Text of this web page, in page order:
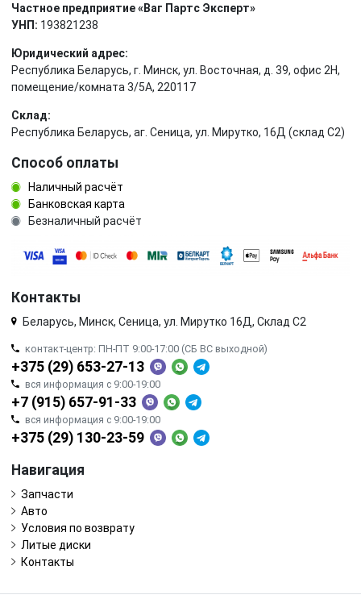
Частное предприятие «Ваг Партс Эксперт»
УНП: 193821238
Юридический адрес:
Республика Беларусь, г. Минск, ул. Восточная, д. 39, офис 2Н,
помещение/комната 3/5А, 220117
Склад:
Республика Беларусь, аг. Сеница, ул. Мирутко, 16Д (склад С2)
Способ оплаты
Наличный расчёт
Банковская карта
Безналичный расчёт
Контакты
Беларусь, Минск, Сеница, ул. Мирутко 16Д, Склад С2
контакт-центр: ПН-ПТ 9:00-17:00 (СБ ВС выходной)
+375 (29) 653-27-13
вся информация с 9:00-19:00
+7 (915) 657-91-33
вся информация с 9:00-19:00
+375 (29) 130-23-59
Навигация
Запчасти
Авто
Условия по возврату
Литые диски
Контакты